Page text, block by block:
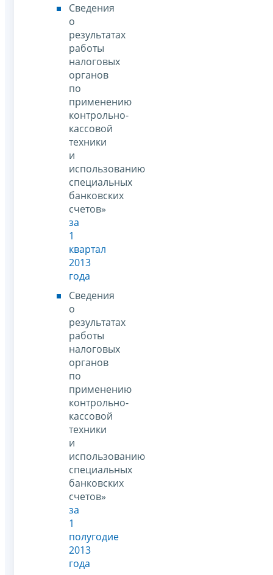
Сведения
о
результатах
работы
налоговых
органов
по
применению
контрольно-
кассовой
техники
и
использованию
специальных
банковских
счетов»
за
1
квартал
2013
года
Сведения
о
результатах
работы
налоговых
органов
по
применению
контрольно-
кассовой
техники
и
использованию
специальных
банковских
счетов»
за
1
полугодие
2013
года